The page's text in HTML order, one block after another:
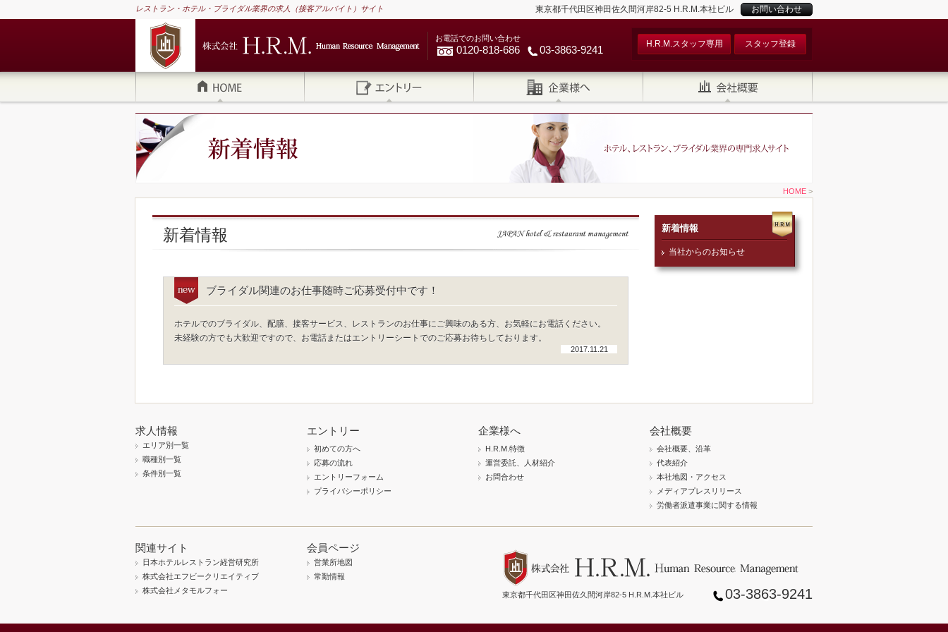
レストラン・ホテル・ブライダル業界の求人（接客アルバイト）サイト 東京都千代田区神田佐久間河岸82-5 H.R.M.本社ビル お問い合わせ
お電話でのお問い合わせ
0120-818-686 03-3863-9241 H.R.M.スタッフ専用 スタッフ登録
HOME >
新着情報
ブライダル関連のお仕事随時ご応募受付中です！
ホテルでのブライダル、配膳、接客サービス、レストランのお仕事にご興味のある方、お気軽にお電話ください。
未経験の方でも大歓迎ですので、お電話またはエントリーシートでのご応募お待ちしております。
2017.11.21
新着情報
当社からのお知らせ
求人情報
エリア別一覧
職種別一覧
条件別一覧
エントリー
初めての方へ
応募の流れ
エントリーフォーム
プライバシーポリシー
企業様へ
H.R.M.特徴
運営委託、人材紹介
お問合わせ
会社概要
会社概要、沿革
代表紹介
本社地図・アクセス
メディアプレスリリース
労働者派遣事業に関する情報
関連サイト
日本ホテルレストラン経営研究所
株式会社エフビークリエイティブ
株式会社メタモルフォー
会員ページ
営業所地図
常勤情報
東京都千代田区神田佐久間河岸82-5 H.R.M.本社ビル 03-3863-9241